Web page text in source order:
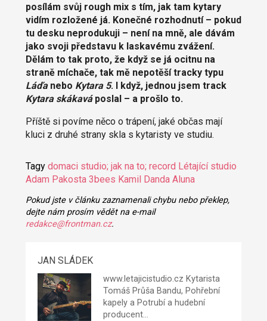
posílám svůj rough mix s tím, jak tam kytary
vidím rozložené já. Konečné rozhodnutí – pokud
tu desku neprodukuji – není na mně, ale dávám
jako svoji představu k laskavému zvážení.
Dělám to tak proto, že když se já ocitnu na
straně míchače, tak mě nepotěší tracky typu
Láďanebo Kytara 5. I když, jednou jsem track
Kytara skákaváposlal – a prošlo to.
Příště si povíme něco o trápení, jaké občas mají
kluci z druhé strany skla s kytaristy ve studiu.
Tagy domaci studio; jak na to; record Létající studio
Adam Pakosta 3bees Kamil Danda Aluna
Pokud jste v článku zaznamenali chybu nebo překlep,
dejte nám prosím vědět na e-mail
redakce@frontman.cz.
JAN SLÁDEK
www.letajicistudio.cz Kytarista
TomášPrůša Bandu, Pohřební
kapelya Potrubía hudební
producent…